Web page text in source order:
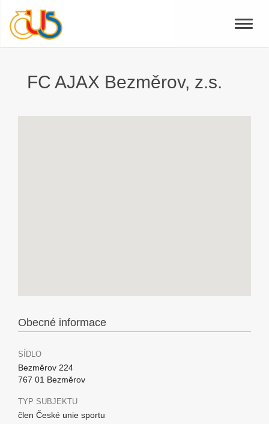
Toggle
FC AJAX Bezměrov, z.s.
Obecné informace
SÍDLO
Bezměrov 224
767 01 Bezměrov
TYP SUBJEKTU
člen České unie sportu